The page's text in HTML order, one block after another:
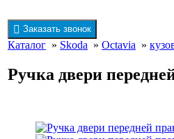
Заказать звонок
Каталог » Skoda » Octavia »
Ручка двери